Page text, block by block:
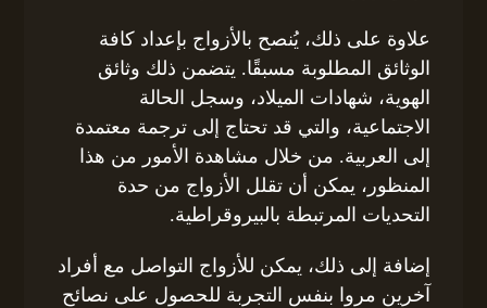
علاوة على ذلك، يُنصح بالأزواج بإعداد كافة
الوثائق المطلوبة مسبقًا. يتضمن ذلك وثائق
الهوية، شهادات الميلاد، وسجل الحالة
الاجتماعية، والتي قد تحتاج إلى ترجمة معتمدة
إلى العربية. من خلال مشاهدة الأمور من هذا
المنظور، يمكن أن تقلل الأزواج من حدة
التحديات المرتبطة بالبيروقراطية.
إضافة إلى ذلك، يمكن للأزواج التواصل مع أفراد
آخرين مروا بنفس التجربة للحصول على نصائح